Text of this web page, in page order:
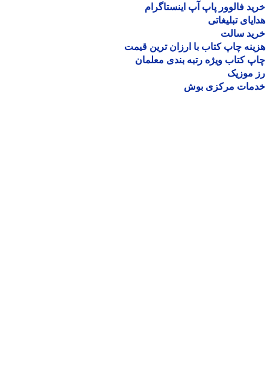
فالوور پاپ آپ اینستاگرام
تبلیغاتی
سالت
چاپ کتاب با ارزان ترین قیمت
کتاب ویژه رتبه بندی معلمان
موزیک
مرکزی بوش